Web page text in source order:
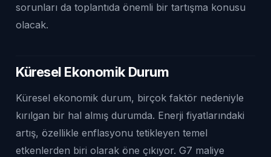
sorunları da toplantıda önemli bir tartışma konusu
olacak.
Küresel Ekonomik Durum
Küresel ekonomik durum, birçok faktör nedeniyle
kırılgan bir hal almış durumda. Enerji fiyatlarındaki
artış, özellikle enflasyonu tetikleyen temel
etkenlerden biri olarak öne çıkıyor. G7 maliye